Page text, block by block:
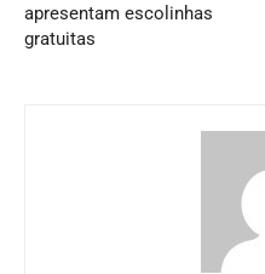
apresentam escolinhas
gratuitas